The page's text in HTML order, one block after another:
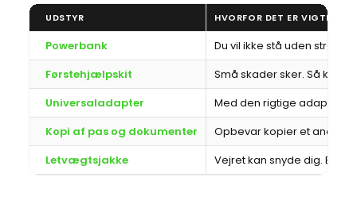
UDSTYR HVORFOR DET ER VIGTIGT
Powerbank
Du vil ikke stå uden strøm,
Førstehjælpskit
Små skader sker. Så kan
Universaladapter
Med den rigtige adapter
Kopi af pas og dokumenter
Opbevar kopier et andet
Letvægtsjakke
Vejret kan snyde dig. En